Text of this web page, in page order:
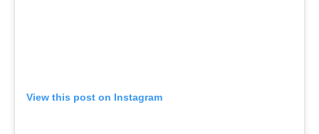
View this post on Instagram